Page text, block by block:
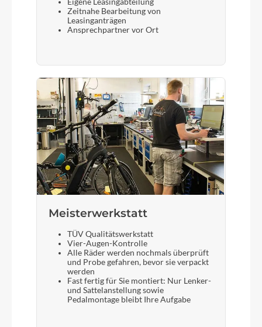
Eigene Leasingabteilung
Zeitnahe Bearbeitung von
Leasinganträgen
Ansprechpartner vor Ort
Meisterwerkstatt
TÜV Qualitätswerkstatt
Vier-Augen-Kontrolle
Alle Räder werden nochmals überprüft
und Probe gefahren, bevor sie verpackt
werden
Fast fertig für Sie montiert: Nur Lenker-
und Sattelanstellung sowie
Pedalmontage bleibt Ihre Aufgabe